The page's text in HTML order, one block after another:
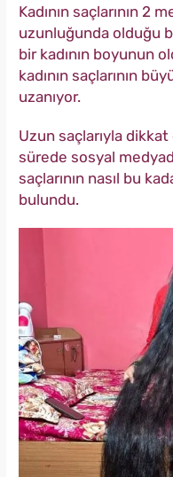
Kadının saçlarının 2
uzunluğunda olduğu
bir kadının boyunun
kadının saçlarının
uzanıyor.
Uzun saçlarıyla
sürede sosyal
saçlarının nasıl bu
bulundu.